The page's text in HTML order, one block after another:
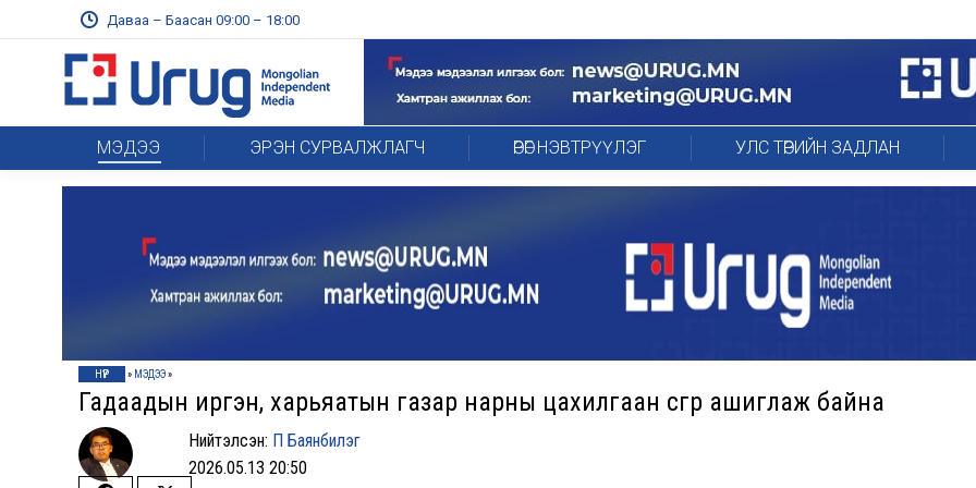
Даваа – Баасан 09:00 – 18:00
МЭДЭЭ ЭРЭН СУРВАЛЖЛАГЧ ӨРӨГ НЭВТРҮҮЛЭГ УЛС ТӨРИЙН ЗАДЛАН
НҮҮР » МЭДЭЭ»
Гадаадын иргэн, харьяатын газар нарны цахилгаан үүсгүүр ашиглаж байна
Нийтэлсэн: П Баянбилэг
2026.05.13 20:50